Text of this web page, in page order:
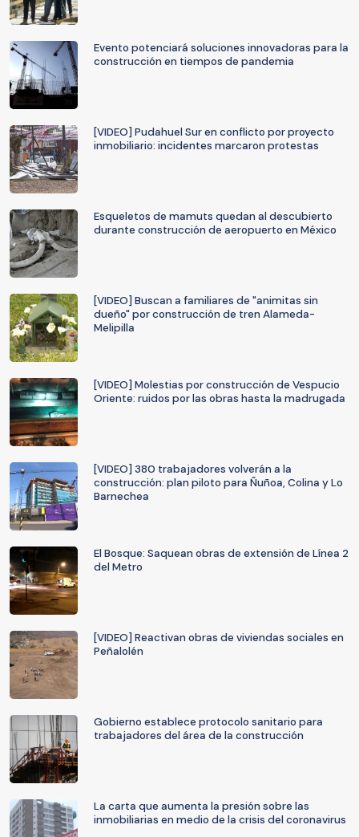
Evento potenciará soluciones innovadoras para la
construcción en tiempos de pandemia
[VIDEO] Pudahuel Sur en conflicto por proyecto
inmobiliario: incidentes marcaron protestas
Esqueletos de mamuts quedan al descubierto
durante construcción de aeropuerto en México
[VIDEO] Buscan a familiares de "animitas sin
dueño" por construcción de tren Alameda-
Melipilla
[VIDEO] Molestias por construcción de Vespucio
Oriente: ruidos por las obras hasta la madrugada
[VIDEO] 380 trabajadores volverán a la
construcción: plan piloto para Ñuñoa, Colina y Lo
Barnechea
El Bosque: Saquean obras de extensión de Línea 2
del Metro
[VIDEO] Reactivan obras de viviendas sociales en
Peñalolén
Gobierno establece protocolo sanitario para
trabajadores del área de la construcción
La carta que aumenta la presión sobre las
inmobiliarias en medio de la crisis del coronavirus